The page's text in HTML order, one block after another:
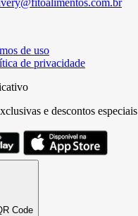
de uso
de privacidade
e descontos especiais
Code